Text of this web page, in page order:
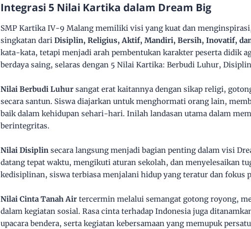
Integrasi 5 Nilai Kartika dalam Dream Big
SMP Kartika IV-9 Malang memiliki visi yang kuat dan
singkatan dari Disiplin, Religius, Aktif, Mandiri, Bersih, Inovatif,
kata-kata, tetapi menjadi arah pembentukan karakter peserta didik
berdaya saing, selaras dengan 5 Nilai Kartika: Berbudi Luhur,
Nilai Berbudi Luhur sangat erat kaitannya dengan sikap religi,
secara santun. Siswa diajarkan untuk menghormati orang lain,
baik dalam kehidupan sehari-hari. Inilah landasan utama dalam
berintegritas.
Nilai Disiplin secara langsung menjadi bagian penting dalam visi
datang tepat waktu, mengikuti aturan sekolah, dan menyelesaikan
kedisiplinan, siswa terbiasa menjalani hidup yang teratur dan fokus
Nilai Cinta Tanah Air tercermin melalui semangat gotong royong,
dalam kegiatan sosial. Rasa cinta terhadap Indonesia juga
upacara bendera, serta kegiatan kebersamaan yang memupuk